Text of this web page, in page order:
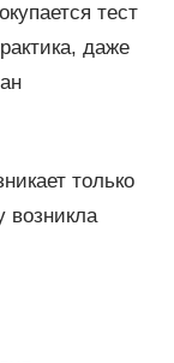
тест
даже
только
возникла